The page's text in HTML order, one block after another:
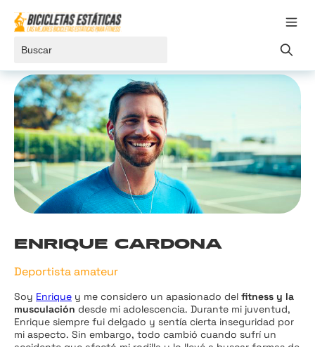
Ir al contenido
Toggle
Buscar
ENRIQUE CARDONA
Deportista amateur
Soy Enrique y me considero un apasionado del fitness y la
musculación desde mi adolescencia. Durante mi juventud,
Enrique siempre fui delgado y sentía cierta inseguridad por
mi aspecto. Sin embargo, todo cambió cuando sufrí un